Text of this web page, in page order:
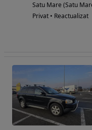
Satu Mare (Satu
Privat • Reactualizat